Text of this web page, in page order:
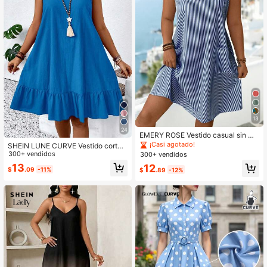
24
SHEIN LUNE CURVE Vestido corto
de verano casual de talla grande pa
ra mujer, de unicolor con tirantes fin
os
300+ vendidos
$13.09 -11%
13
EMERY ROSE Vestido casual sin ma
ngas a rayas para mujer de talla gra
nde
¡Casi agotado!
300+ vendidos
$12.89 -12%